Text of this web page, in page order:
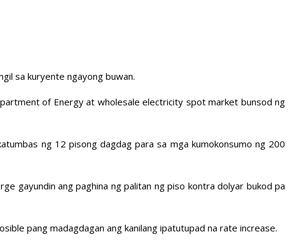
sa kuryente ngayong buwan.
of Energy at wholesale electricity spot market bunsod ng
ng 12 pisong dagdag para sa mga kumokonsumo ng 200
gayundin ang paghina ng palitan ng piso kontra dolyar bukod pa
pang madagdagan ang kanilang ipatutupad na rate increase.